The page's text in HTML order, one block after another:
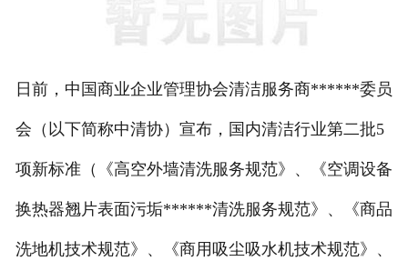
党政要闻
关于协会
联系我们
日前，中国商业企业管理协会清洁服务商******委员
会（以下简称中清协）宣布，国内清洁行业第二批5
项新标准（《高空外墙清洗服务规范》、《空调设备
换热器翘片表面污垢******清洗服务规范》、《商品
洗地机技术规范》、《商用吸尘吸水机技术规范》、